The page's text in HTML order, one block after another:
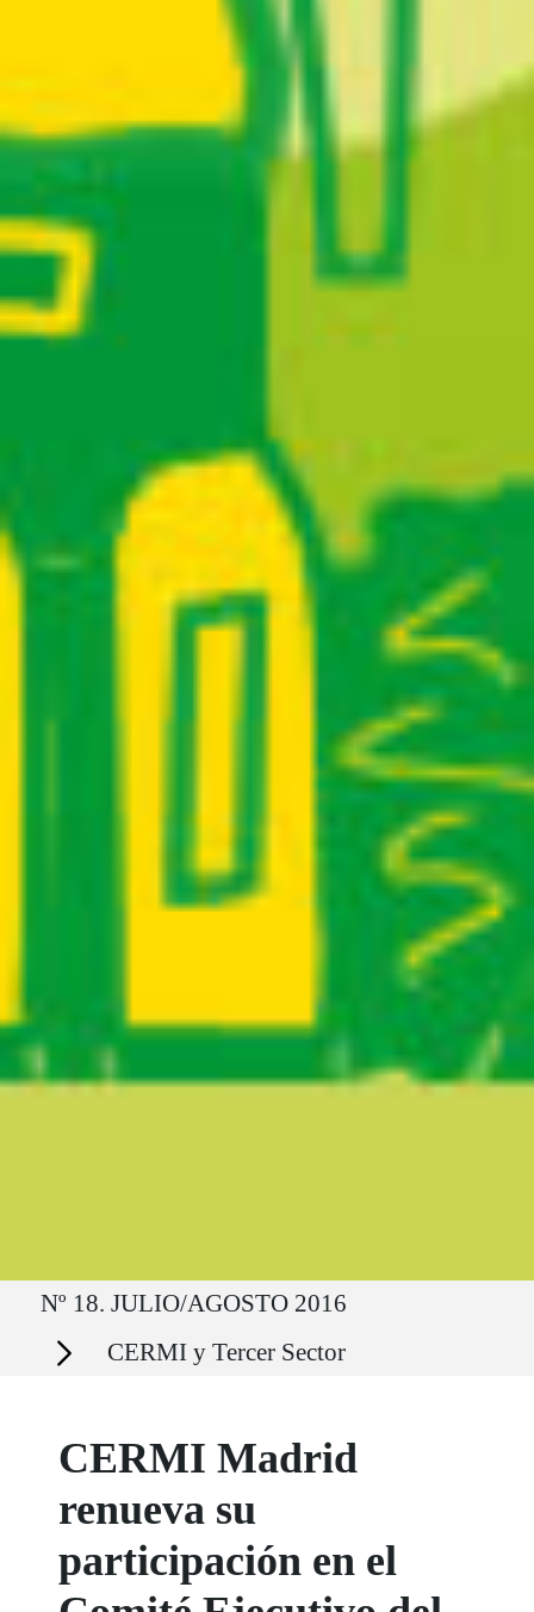
Ruta del sitio
Nº 18. JULIO/AGOSTO 2016
Secciones CERMI y Tercer Sector
CERMI Madrid
renueva su
participación en el